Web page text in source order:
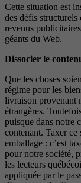
Cette situation est
des défis structurels
revenus
géants du Web.
Dissocier le
Que les choses
régime pour les
livraison provenant
étrangères.
puisque dans notre
contenant. Taxer ce
emballage : c’est
pour notre société,
les lecteurs
appliquée par le